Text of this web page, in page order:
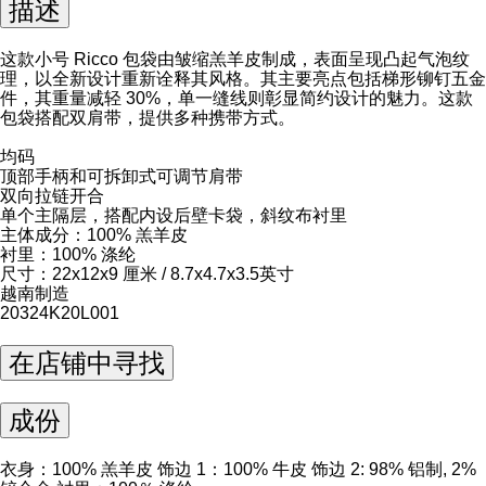
描述
这款小号 Ricco 包袋由皱缩羔羊皮制成，表面呈现凸起气泡纹
理，以全新设计重新诠释其风格。其主要亮点包括梯形铆钉五金
件，其重量减轻 30%，单一缝线则彰显简约设计的魅力。这款
包袋搭配双肩带，提供多种携带方式。
均码
顶部手柄和可拆卸式可调节肩带
双向拉链开合
单个主隔层，搭配内设后壁卡袋，斜纹布衬里
主体成分：100% 羔羊皮
衬里：100% 涤纶
尺寸：22x12x9 厘米 / 8.7x4.7x3.5英寸
越南制造
20324K20L001
在店铺中寻找
成份
衣身：100% 羔羊皮 饰边 1：100% 牛皮 饰边 2: 98% 铝制, 2%